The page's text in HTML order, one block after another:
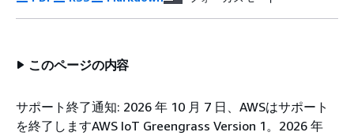
このページの内容
サポート終了通知: 2026 年 10 月 7 日、AWSはサポート
を終了しますAWS IoT Greengrass Version 1。2026 年